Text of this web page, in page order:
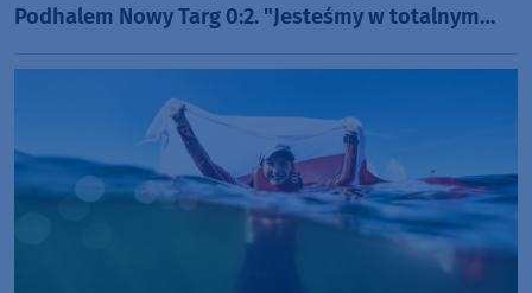
Podhalem Nowy Targ 0:2. "Jesteśmy w totalnym